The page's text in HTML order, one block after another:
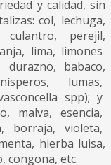
y calidad, sin
col, lechuga,
perejil,
lima, limones
babaco,
lumas,
spp); y
malva, esencia,
borraja, violeta,
hierba luisa,
congona, etc.